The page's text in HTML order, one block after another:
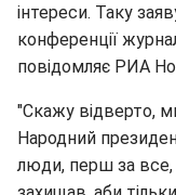
інтереси. Таку
конференції
повідомляє РИА
"Скажу відверто,
Народний
люди, перш за все,